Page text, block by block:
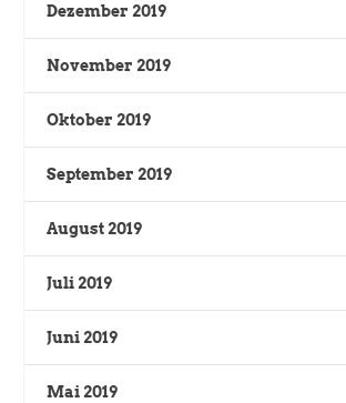
Dezember 2019
November 2019
Oktober 2019
September 2019
August 2019
Juli 2019
Juni 2019
Mai 2019